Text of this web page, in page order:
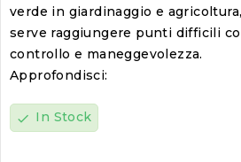
verde in giardinaggio e
serve raggiungere punti difficili
controllo e maneggevolezza.
Approfondisci:
check In Stock